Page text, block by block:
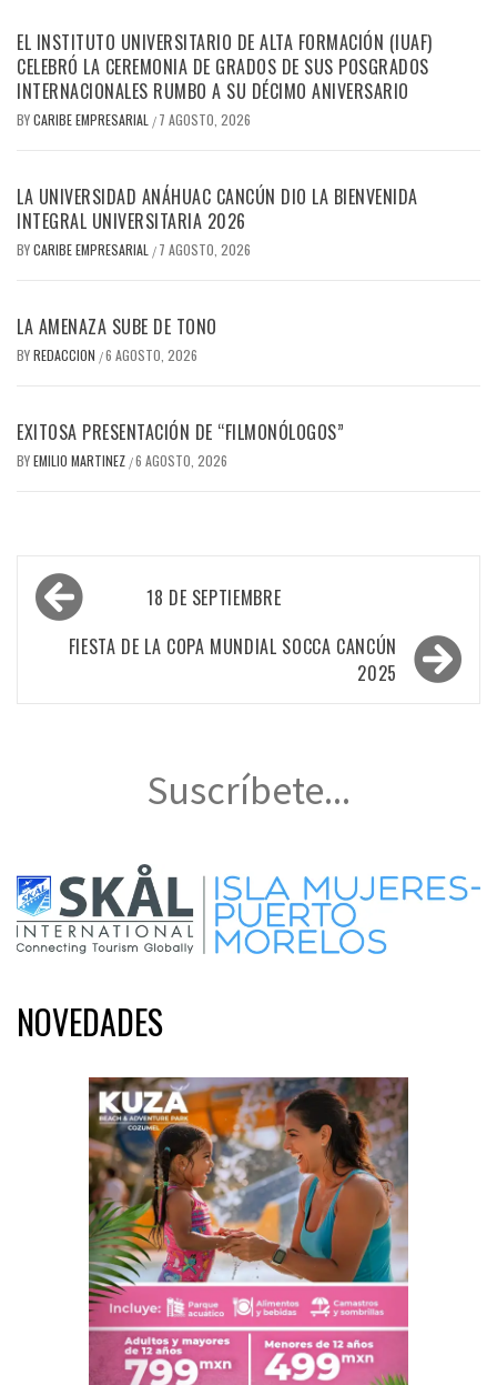
EL INSTITUTO UNIVERSITARIO DE ALTA FORMACIÓN (IUAF)
CELEBRÓ LA CEREMONIA DE GRADOS DE SUS POSGRADOS
INTERNACIONALES RUMBO A SU DÉCIMO ANIVERSARIO
BYCARIBE EMPRESARIAL / 7 AGOSTO, 2026
LA UNIVERSIDAD ANÁHUAC CANCÚN DIO LA BIENVENIDA
INTEGRAL UNIVERSITARIA 2026
BYCARIBE EMPRESARIAL / 7 AGOSTO, 2026
LA AMENAZA SUBE DE TONO
BYREDACCION /6 AGOSTO, 2026
EXITOSA PRESENTACIÓN DE “FILMONÓLOGOS”
BYEMILIO MARTINEZ /6 AGOSTO, 2026
Navegación
de
entradas
18 DE SEPTIEMBRE
FIESTA DE LA COPA MUNDIAL SOCCA CANCÚN
2025
Suscríbete...
NOVEDADES